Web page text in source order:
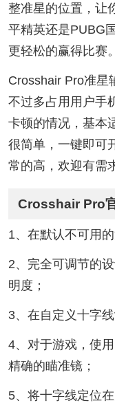
整准星的位置，让
平精英还是PUBG
更轻松的赢得比赛。
Crosshair Pro准星
不过多占用用户手
卡顿的情况，基本
很简单，一键即可
常的高，欢迎有需
Crosshair Pro
1、在默认不可用
2、完全可调节的
明度；
3、在自定义十字
4、对于游戏，使
精确的瞄准镜；
5、将十字线定位